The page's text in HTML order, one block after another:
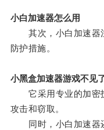
小白加速器怎么用
其次，小白加速器
防护措施。
小黑盒加速器游戏不见
它采用专业的加密
攻击和窃取。
同时，小白加速器